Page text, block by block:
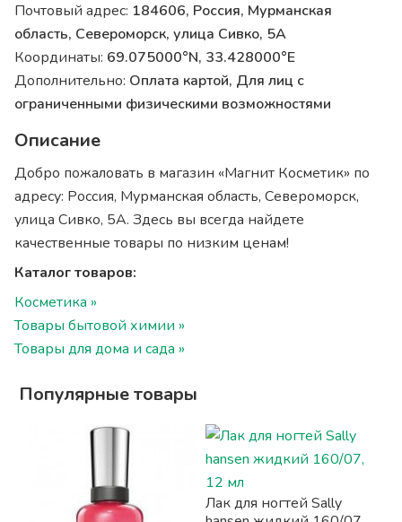
Почтовый адрес: 184606, Россия, Мурманская
область, Североморск, улица Сивко, 5А
Координаты: 69.075000°N, 33.428000°E
Дополнительно: Оплата картой, Для лиц с
ограниченными физическими возможностями
Описание
Добро пожаловать в магазин «Магнит Косметик» по
адресу: Россия, Мурманская область, Североморск,
улица Сивко, 5А. Здесь вы всегда найдете
качественные товары по низким ценам!
Каталог товаров:
Косметика »
Товары бытовой химии »
Товары для дома и сада »
Популярные товары
Лак для ногтей Sally